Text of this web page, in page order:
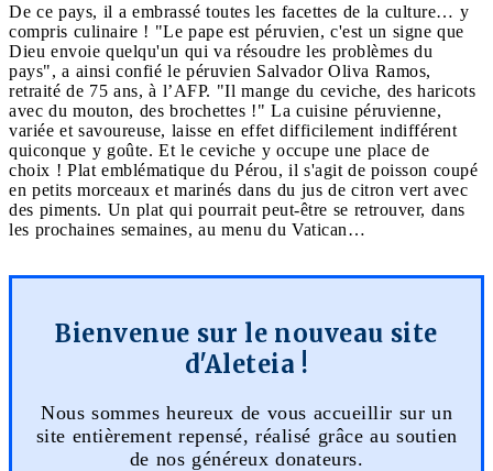
De ce pays, il a embrassé toutes les facettes de la culture… y
compris culinaire ! "Le pape est péruvien, c'est un signe que
Dieu envoie quelqu'un qui va résoudre les problèmes du
pays", a ainsi confié le péruvien Salvador Oliva Ramos,
retraité de 75 ans, à l’AFP. "Il mange du ceviche, des haricots
avec du mouton, des brochettes !" La cuisine péruvienne,
variée et savoureuse, laisse en effet difficilement indifférent
quiconque y goûte. Et le ceviche y occupe une place de
choix ! Plat emblématique du Pérou, il s'agit de poisson coupé
en petits morceaux et marinés dans du jus de citron vert avec
des piments. Un plat qui pourrait peut-être se retrouver, dans
les prochaines semaines, au menu du Vatican…
Bienvenue sur le nouveau site
d'Aleteia !
Nous sommes heureux de vous accueillir sur un
site entièrement repensé, réalisé grâce au soutien
de nos généreux donateurs.